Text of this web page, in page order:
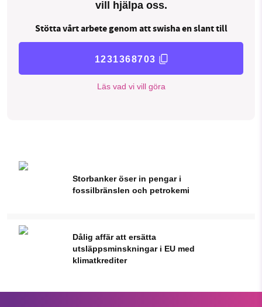
vill hjälpa oss.
Stötta vårt arbete genom att swisha en slant till
1231368703
Läs vad vi vill göra
Storbanker öser in pengar i
fossilbränslen och petrokemi
Dålig affär att ersätta
utsläppsminskningar i EU med
klimatkrediter